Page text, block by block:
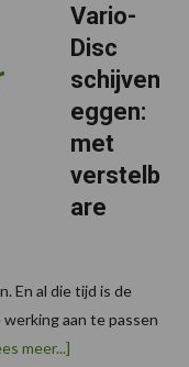
Vario-
Disc
schijven
eggen:
met
verstelb
are
En al die tijd is de
aan te passen
meer...]